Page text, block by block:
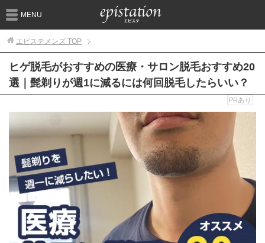
MENU
エピステメンズ TOP
ヒゲ脱毛がおすすめの医療・サロン脱毛おすすめ20
選｜髭剃りが週1に減るには何回脱毛したらいい？
PRあり